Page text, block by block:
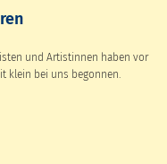
und Artistinnen haben vor
klein bei uns begonnen.